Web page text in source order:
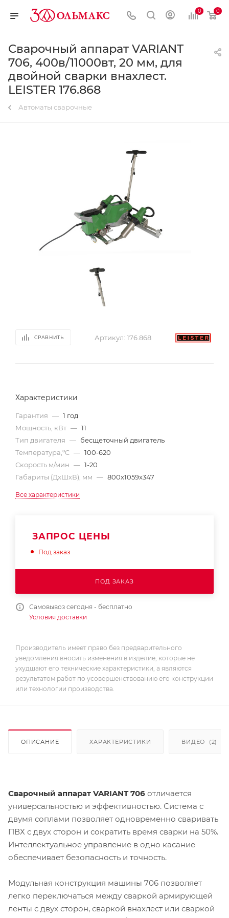
0 0
Сварочный аппарат VARIANT
706, 400в/11000вт, 20 мм, для
двойной сварки внахлест.
LEISTER 176.868
Автоматы сварочные
СРАВНИТЬ Артикул: 176.868
Характеристики
Гарантия — 1 год
Мощность, кВт — 11
Тип двигателя — бесщеточный двигатель
Температура,ºC — 100-620
Скорость м/мин — 1-20
Габариты (ДхШхВ), мм — 800x1059x347
Все характеристики
ЗАПРОС ЦЕНЫ
Под заказ
ПОД ЗАКАЗ
Самовывоз сегодня - бесплатно
Условия доставки
Производитель имеет право без предварительного
уведомления вносить изменения в изделие, которые не
ухудшают его технические характеристики, а являются
результатом работ по усовершенствованию его конструкции
или технологии производства.
ОПИСАНИЕ ХАРАКТЕРИСТИКИ ВИДЕО (2)
Сварочный аппарат VARIANT 706 отличается
универсальностью и эффективностью. Система с
двумя соплами позволяет одновременно сваривать
ПВХ с двух сторон и сократить время сварки на 50%.
Интеллектуальное управление в одно касание
обеспечивает безопасность и точность.
Модульная конструкция машины 706 позволяет
легко переключаться между сваркой армирующей
ленты с двух сторон, сваркой внахлест или сваркой